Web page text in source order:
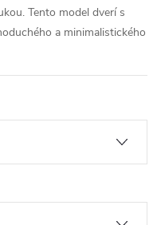
Tento model dverí s
a minimalistického